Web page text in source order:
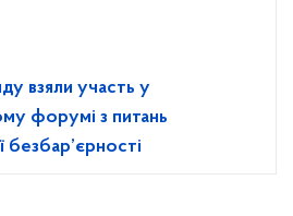
взяли участь у
форумі з питань
безбар’єрності